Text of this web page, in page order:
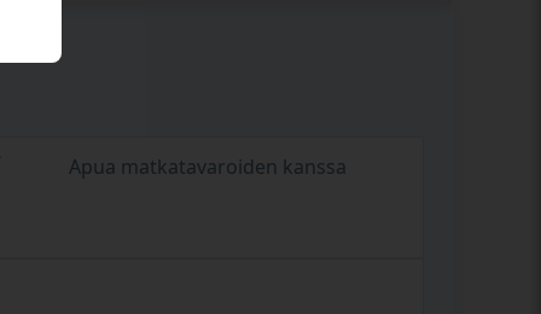
Apua matkatavaroiden kanssa